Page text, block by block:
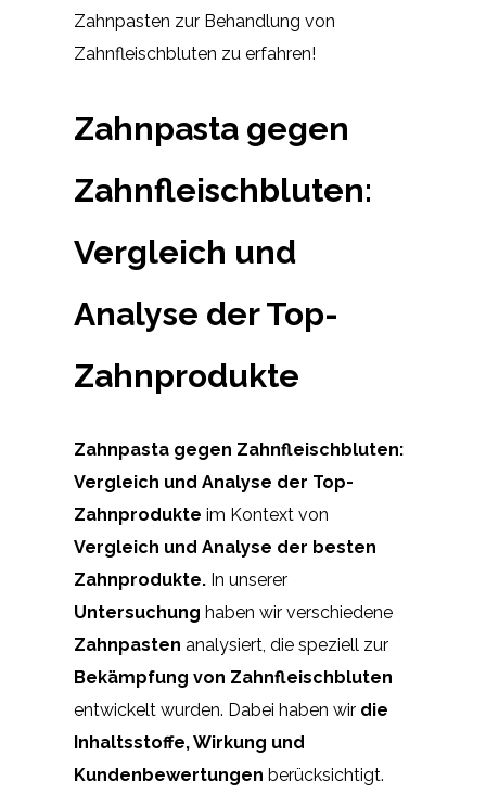
Zahnpasten zur Behandlung von
Zahnfleischbluten zu erfahren!
Zahnpasta gegen
Zahnfleischbluten:
Vergleich und
Analyse der Top-
Zahnprodukte
Zahnpasta gegen Zahnfleischbluten:
Vergleich und Analyse der Top-
Zahnprodukte im Kontext von
Vergleich und Analyse der besten
Zahnprodukte. In unserer
Untersuchung haben wir verschiedene
Zahnpasten analysiert, die speziell zur
Bekämpfung von Zahnfleischbluten
entwickelt wurden. Dabei haben wir die
Inhaltsstoffe, Wirkung und
Kundenbewertungen berücksichtigt.